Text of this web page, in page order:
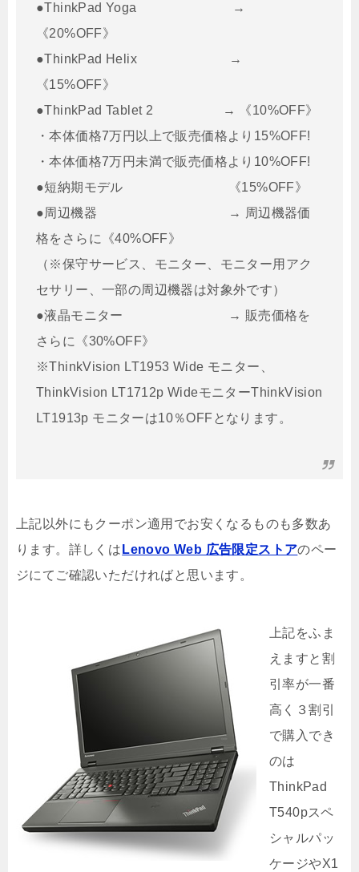
●ThinkPad Yoga →
《20%OFF》
●ThinkPad Helix →
《15%OFF》
●ThinkPad Tablet 2 → 《10%OFF》
・本体価格7万円以上で販売価格より15%OFF!
・本体価格7万円未満で販売価格より10%OFF!
●短納期モデル 《15%OFF》
●周辺機器 → 周辺機器価
格をさらに《40%OFF》
（※保守サービス、モニター、モニター用アク
セサリー、一部の周辺機器は対象外です）
●液晶モニター → 販売価格を
さらに《30%OFF》
※ThinkVision LT1953 Wide モニター、
ThinkVision LT1712p WideモニターThinkVision
LT1913p モニターは10％OFFとなります。
上記以外にもクーポン適用でお安くなるものも多数あ
ります。詳しくは Lenovo Web 広告限定ストアのペー
ジにてご確認いただければと思います。
上記をふま
えますと割
引率が一番
高く３割引
で購入でき
のは
ThinkPad
T540pスペ
シャルパッ
ケージやX1